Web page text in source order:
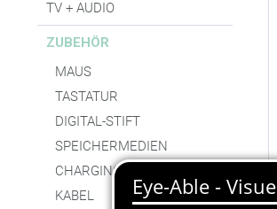
TV + AUDIO
ZUBEHÖR
MAUS
TASTATUR
DIGITAL-STIFT
SPEICHERMEDIEN
CHARGING
KABEL